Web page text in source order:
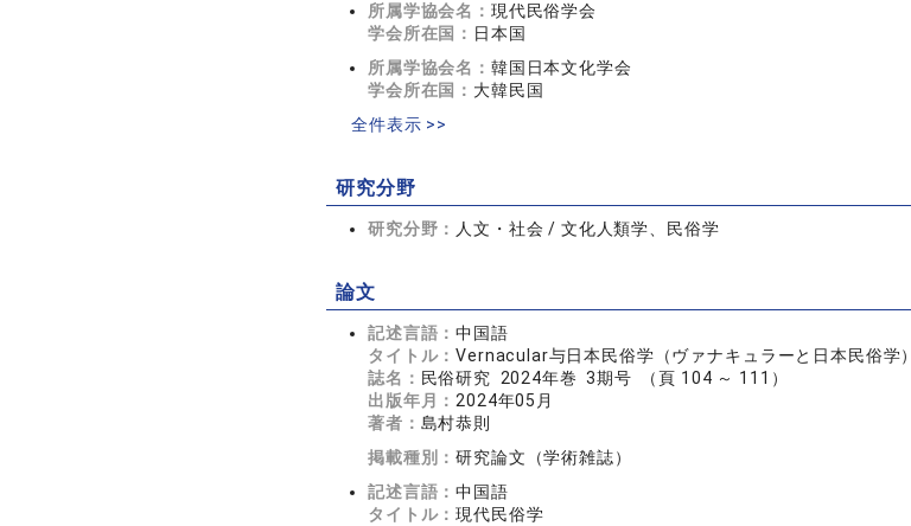
所属学協会名： 現代民俗学会
学会所在国： 日本国
所属学協会名： 韓国日本文化学会
学会所在国： 大韓民国
全件表示 >>
研究分野
研究分野： 人文・社会 / 文化人類学、民俗学
論文
記述言語：中国語
タイトル：Vernacular与日本民俗学（ヴァナキュラーと日本民俗学）
誌名： 民俗研究 2024年巻 3期号 （頁 104 ～ 111）
出版年月： 2024年05月
著者： 島村恭則
掲載種別：研究論文（学術雑誌）
記述言語：中国語
タイトル：現代民俗学